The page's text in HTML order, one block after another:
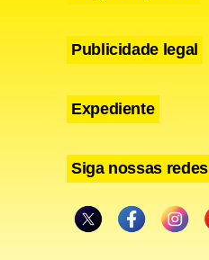
Publicidade legal
Expediente
Siga nossas redes